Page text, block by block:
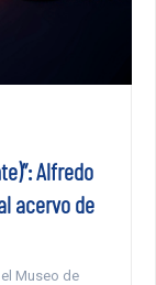
Alfredo
acervo de
Museo de